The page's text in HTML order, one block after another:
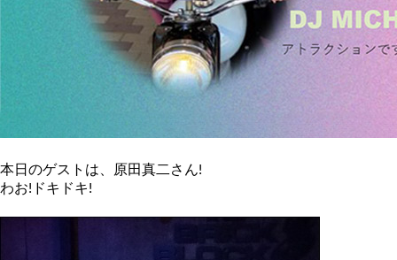
本日のゲストは、原田真二さん!
わお!ドキドキ!